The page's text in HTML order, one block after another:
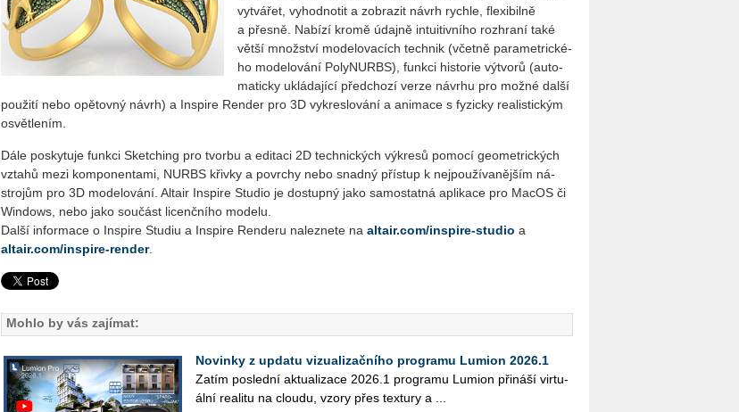
vy­tvá­řet, vy­hod­no­tit a zob­ra­zit ná­vrh rych­le, fle­xi­bil­ně
a přes­ně. Na­bí­zí kro­mě údaj­ně in­tu­i­tiv­ní­ho roz­hra­ní také
vět­ší množ­ství mo­de­lo­va­cích tech­nik (včet­ně pa­ra­me­t­ric­ké­
ho mo­de­lo­vá­ní Po­ly­NURBS), funk­ci his­to­rie vý­tvo­rů (au­to­
ma­tic­ky uklá­da­jí­cí před­cho­zí verze ná­vr­hu pro mož­né dal­ší
po­u­ži­tí ne­bo opě­tov­ný návrh) a In­spi­re Ren­der pro 3D vy­kres­lo­vá­ní a ani­ma­ce s fy­zic­ky re­a­lis­tic­kým
osvět­le­ním.
Dále poskytuje funk­ci Sket­ching pro tvor­bu a edi­ta­ci 2D tech­nic­kých vý­kre­sů po­mo­cí ge­o­me­t­ric­kých
vzta­hů me­zi kom­po­nen­ta­mi, NURBS křiv­ky a po­vrchy nebo snad­ný pří­stup k nej­po­u­ží­va­něj­ším ná­
stro­jům pro 3D mo­de­lo­vá­ní. Al­tair In­spi­re Stu­dio je do­stup­ný jako sa­mo­stat­ná apli­ka­ce pro MacOS či
Win­dows, nebo jako sou­část li­cenč­ní­ho mo­de­lu.
Další informace o Inspire Studiu a Inspire Renderu naleznete na altair.com/inspire-studio a
altair.com/inspire-render.
Mohlo by vás zajímat:
Novinky z updatu vizualizačního programu Lumion 2026.1
Zatím po­sled­ní ak­tu­a­li­za­ce 2026.1 pro­gra­mu Lu­mi­on při­ná­ší vir­tu­
ál­ní re­a­li­tu na clou­du, vzory přes tex­tu­ry a ...